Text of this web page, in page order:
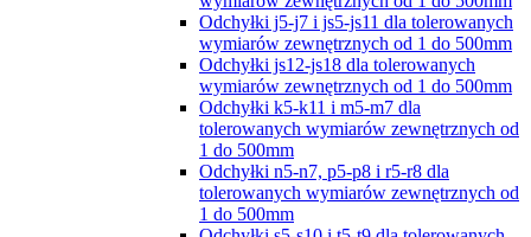
Odchyłki j5-j7 i js5-js11 dla tolerowanych
wymiarów zewnętrznych od 1 do 500mm
Odchyłki js12-js18 dla tolerowanych
wymiarów zewnętrznych od 1 do 500mm
Odchyłki k5-k11 i m5-m7 dla
tolerowanych wymiarów zewnętrznych od
1 do 500mm
Odchyłki n5-n7, p5-p8 i r5-r8 dla
tolerowanych wymiarów zewnętrznych od
1 do 500mm